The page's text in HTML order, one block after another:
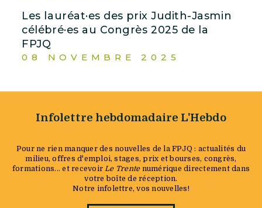
Les lauréat·es des prix Judith-Jasmin
célébré·es au Congrès 2025 de la
FPJQ
08 NOVEMBRE 2025
Infolettre hebdomadaire L'Hebdo
Pour ne rien manquer des nouvelles de la FPJQ : actualités du
milieu, offres d'emploi, stages, prix et bourses, congrès,
formations... et recevoir Le Trentenumérique directement dans
votre boîte de réception.
Notre infolettre, vos nouvelles!